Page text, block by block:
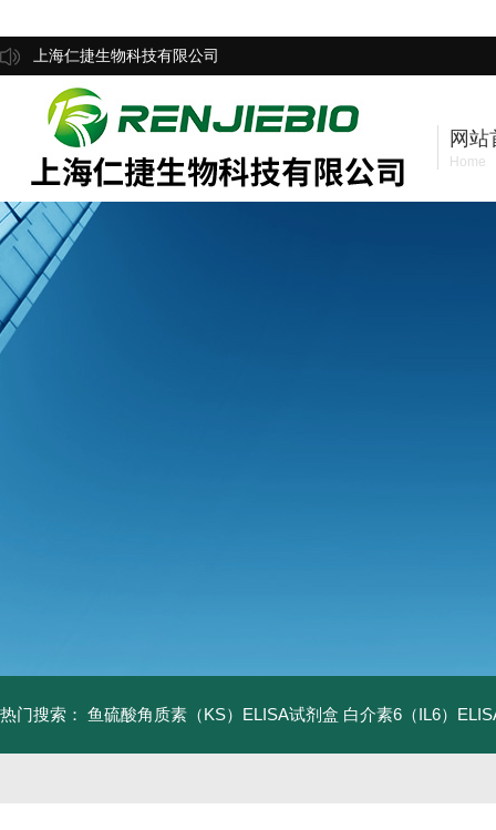
上海仁捷生物科技有限公司
网站
Home
热门搜索： 鱼硫酸角质素（KS）ELISA试剂盒 白介素6（IL6）